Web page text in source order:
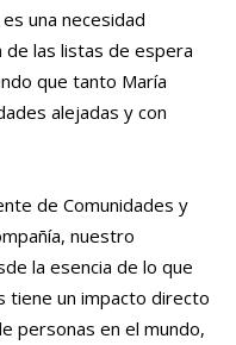
una necesidad
de las listas de espera
que tanto María
alejadas y con
de Comunidades y
nuestro
la esencia de lo que
tiene un impacto directo
personas en el mundo,